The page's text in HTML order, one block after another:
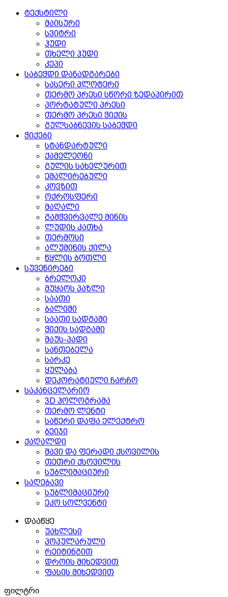
ტექსტილი
მაისური
სვიტრი
ჰუდი
თხელი ჰუდი
კეპი
საბეჭდი დანადგარები
სასერი პლოტერი
თერმო პრესი სწორი ზედაპირით
პორტატული პრესი
თერმო პრესი ჭიქის
გულსაბნევის საბეჭდი
ჭიქები
სტანდარტული
ქამელეონი
გულის სახელურით
ემალირებული
კოვზით
ოქროსფერი
მაღალი
გამჭვირვალე მინის
ლუდის კათხა
თერმოსი
ალუმინის ქილა
წყლის ბოთლი
სუვენირები
ბრელოკი
მუყაოს პაზლი
საათი
ბალიში
საათი სადგამი
ჭიქის სადგამი
მაუს-პადი
სანთებელა
სარკე
ყულაბა
დეკორატიული ჩარჩო
საკანცელარიო
3D ჰოლოგრამა
თერმო ლენტი
საწერი დაფა ელექტრო
ბეიჯი
ქაღალდი
შავი და ფერადი ქსოვილის
თეთრი ქსოვილის
სუბლიმაციური
საღებავი
სუბლიმაციური
ეკო სოლვენტი
დააწყე
უახლესი
პოპულარული
რეიტინგით
დროის მიხედვით
ფასის მიხედვით
ფილტრი